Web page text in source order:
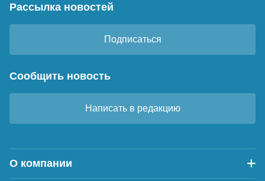
Рассылка новостей
Подписаться
Сообщить новость
Написать в редакцию
О компании